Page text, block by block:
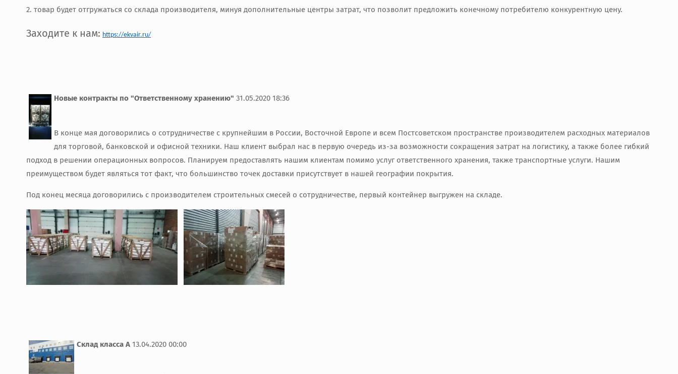
2. товар будет отгружаться со склада производителя, минуя дополнительные центры затрат, что позволит предложить конечному потребителю конкурентную цену.
Заходите к нам: https://ekvair.ru/
Новые контракты по "Ответственному хранению" 31.05.2020 18:36
В конце мая договорились о сотрудничестве с крупнейшим в России, Восточной Европе и всем Постсоветском пространстве производителем расходных материалов
для торговой, банковской и офисной техники. Наш клиент выбрал нас в первую очередь из-за возможности сокращения затрат на логистику, а также более гибкий
подход в решении операционных вопросов. Планируем предоставлять нашим клиентам помимо услуг ответственного хранения, также транспортные услуги. Нашим
преимуществом будет являться тот факт, что большинство точек доставки присутствует в нашей географии покрытия.
Под конец месяца договорились с производителем строительных смесей о сотрудничестве, первый контейнер выгружен на складе.
Склад класса А 13.04.2020 00:00